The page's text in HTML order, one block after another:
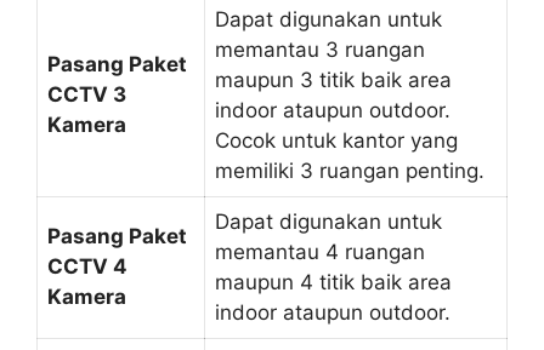
Pasang Paket
CCTV 3
Kamera
Dapat digunakan untuk
memantau 3 ruangan
maupun 3 titik baik area
indoor ataupun outdoor.
Cocok untuk kantor yang
memiliki 3 ruangan penting.
Pasang Paket
CCTV 4
Kamera
Dapat digunakan untuk
memantau 4 ruangan
maupun 4 titik baik area
indoor ataupun outdoor.